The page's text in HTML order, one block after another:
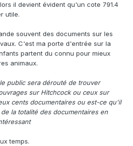
il devient évident qu'un cote 791.4
utile.
souvent des documents sur les
C'est ma porte d'entrée sur la
partent du connu pour mieux
animaux.
public sera dérouté de trouver
sur Hitchcock ou ceux sur
cents documentaires ou est-ce qu'il
la totalité des documentaires en
temps.